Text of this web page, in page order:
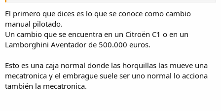
Un cambio de doble embrague, (o el DCT de Honda) es otra cosa
mucho más evolucionada, con sus dos embragues en seco o
multidisco en aceite, doble conjunto de selector de marchas, pares e
impares, de funcionamiento infinitamente más suave, fino, eficiente
y rápido que una de esas robotizadas, e incluso que una manual.
Aunque sí, te acepto el término "robotizado", en el sentido de que
son motores eléctricos gestionados por electrónica los que hacen
las funciones, y también que el E-Clucht de Honda y el Y-AMT de
Yamaha son del tipo "robotizado", tal como creo que tú lo
El primero que dices es lo que se conoce como cambio
manual pilotado.
Un cambio que se encuentra en un Citroën C1 o en un
Lamborghini Aventador de 500.000 euros.
Esto es una caja normal donde las horquillas las mueve una
mecatronica y el embrague suele ser uno normal lo acciona
también la mecatronica.